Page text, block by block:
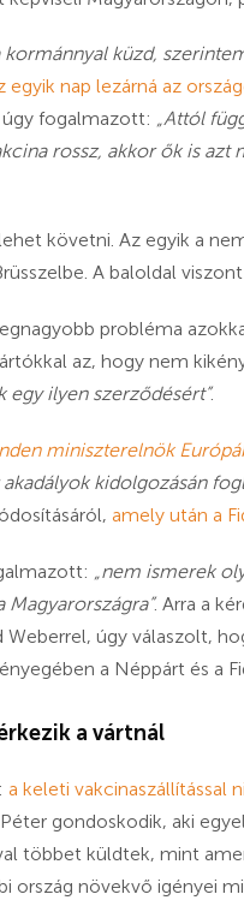
kormánnyal küzd,
egyik nap lezárná az
fogalmazott: „Attól
rossz, akkor ők is
követni. Az egyik a
A baloldal
probléma
az, hogy nem
egy ilyen szerződésért”.
miniszterelnök
kidolgozásán
amely után a
„nem ismerek
. Arra a
úgy válaszolt,
a Néppárt és a
a vártnál
a keleti vakcinaszállítással
gondoskodik, aki
többet küldtek, mint
ország növekvő igényei